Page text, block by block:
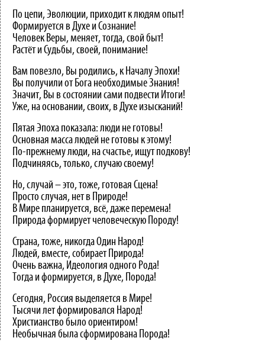
По цепи, Эволюции, приходит к людям опыт!
Формируется в Духе и Сознание!
Человек Веры, меняет, тогда, свой быт!
Растёт и Судьбы, своей, понимание!
Вам повезло, Вы родились, к Началу Эпохи!
Вы получили от Бога необходимые Знания!
Значит, Вы в состоянии сами подвести Итоги!
Уже, на основании, своих, в Духе изысканий!
Пятая Эпоха показала: люди не готовы!
Основная масса людей не готовы к этому!
По-прежнему люди, на счастье, ищут подкову!
Подчиняясь, только, случаю своему!
Но, случай – это, тоже, готовая Сцена!
Просто случая, нет в Природе!
В Мире планируется, всё, даже перемена!
Природа формирует человеческую Породу!
Страна, тоже, никогда Один Народ!
Людей, вместе, собирает Природа!
Очень важна, Идеология одного Рода!
Тогда и формируется, в Духе, Порода!
Сегодня, Россия выделяется в Мире!
Тысячи лет формировался Народ!
Христианство было ориентиром!
Необычная была сформирована Порода!